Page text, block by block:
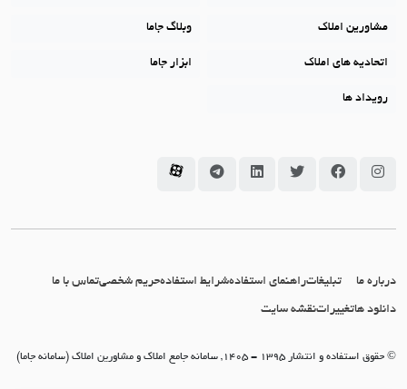
مشاورین املاک وبلاگ جاما
اتحادیه های املاک ابزار جاما
رویداد ها
سامانه جاما در اینستاگرام
سامانه جاما در فیسبوک
سامانه جاما در توئیتر
سامانه جاما در لینکداین
سامانه جاما در تلگرام
سامانه جاما در آپارات
درباره ما تبلیغاتراهنمای استفادهشرایط استفادهحریم شخصیتماس با ما
دانلود هاتغییراتنقشه سایت
© حقوق استفاده و انتشار 1395 - 1405, سامانه جامع املاک و مشاورین املاک (سامانه جاما)